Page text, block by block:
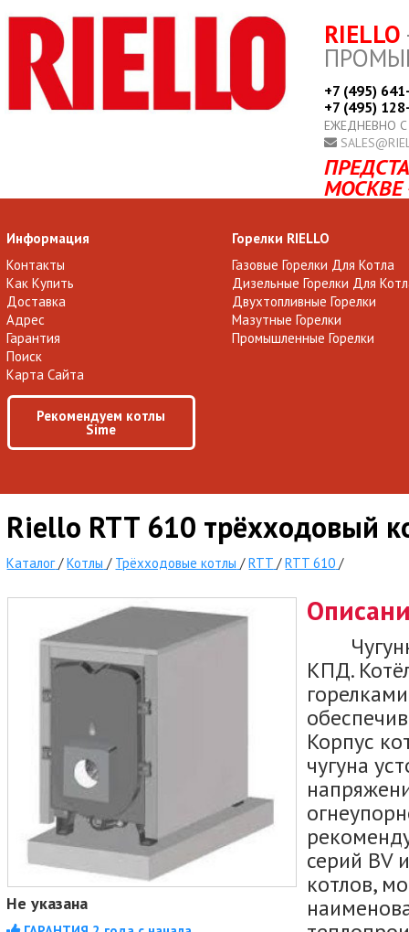
RIELLO
+7 (495)
+7 (495)
ЕЖЕДНЕВНО
МОСКВЕ
Информация
Контакты
Как Купить
Доставка
Адрес
Гарантия
Поиск
Карта Сайта
Рекомендуем котлы
Sime
Горелки RIELLO
Газовые Горелки Для Котла
Дизельные Горелки Для
Двухтопливные Горелки
Мазутные Горелки
Промышленные Горелки
Riello RTT 610 трёхходовый
Каталог /Котлы / Трёхходовые котлы /RTT /RTT 610 /
Не указана
КПД.
Корпус
чугуна
серий BV
котлов,